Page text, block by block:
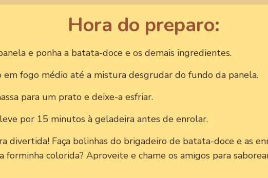
Hora do preparo:
e ponha a batata-doce e os demais ingredientes.
em fogo médio até a mistura desgrudar do fundo da panela.
para um prato e deixe-a esfriar.
por 15 minutos à geladeira antes de enrolar.
divertida! Faça bolinhas do brigadeiro de batata-doce e as
forminha colorida? Aproveite e chame os amigos para